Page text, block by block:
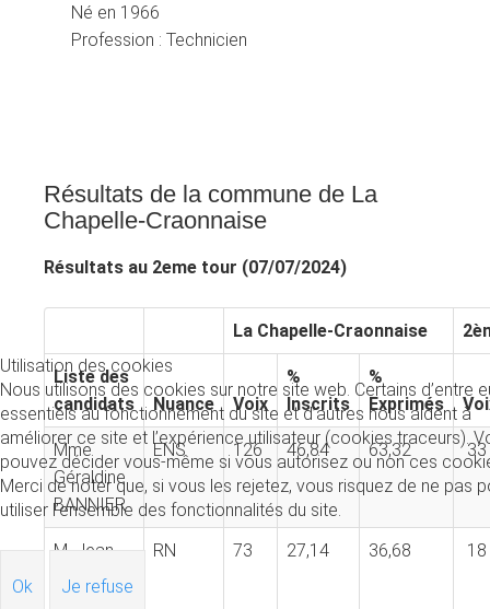
Né en 1966
Profession : Technicien
Résultats de la commune de La
Chapelle-Craonnaise
Résultats au 2eme tour (07/07/2024)
La Chapelle-Craonnaise
Liste des
candidats
Nuance Voix
%
Inscrits
%
Exprimés
Mme
Géraldine
BANNIER
ENS 126 46,84 63,32 33
M. Jean-
Michel
RN 73 27,14 36,68
Utilisation des cookies
Nous utilisons des cookies sur notre site web. Certains d’entre
essentiels au fonctionnement du site et d’autres nous aident à
améliorer ce site et l’expérience utilisateur (cookies traceurs).
pouvez décider vous-même si vous autorisez ou non ces
Merci de noter que, si vous les rejetez, vous risquez de ne pas
utiliser l’ensemble des fonctionnalités du site.
Ok Je refuse